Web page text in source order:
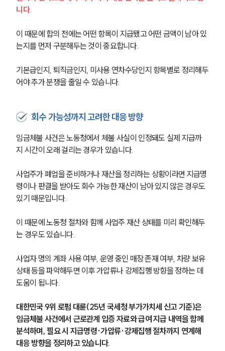
니다.
이 때문에 합의 전에는 어떤 항목이 지급됐고 어떤 금액이 남아 있
는지를 먼저 구분해두는 것이 중요합니다.
기본급인지, 퇴직금인지, 미사용 연차수당인지 항목별로 정리해두
어야 추가 분쟁을 줄일 수 있습니다.
회수 가능성까지 고려한 대응 방향
임금체불 사건은 노동청에서 체불 사실이 인정돼도 실제 지급까
지 시간이 오래 걸리는 경우가 있습니다.
사업주가 폐업을 준비하거나 재산을 정리하는 상황이라면 지급명
령이나 판결을 받아도 회수 가능한 재산이 남아 있지 않은 경우도
있기 때문입니다.
이 때문에 노동청 절차와 함께 사업주 재산 상태를 미리 확인해두
는 경우도 있습니다.
사업자 명의 계좌 사용 여부, 운영 중인 매장 존재 여부, 차량 보유
상태 등을 파악해두면 이후 가압류나 강제집행 방향을 정하는 데
도움이 됩니다.
대한민국 9위 로펌 대륜(25년 국세청 부가가치세 신고 기준)은
임금체불 사건에서 근로관계 입증 자료와 급여 지급 내역을 함께
분석하며, 필요 시 지급명령·가압류·강제집행 절차까지 연계해
대응 방향을 정리하고 있습니다.